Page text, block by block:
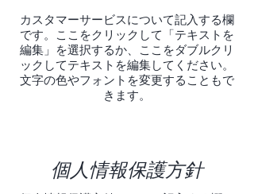
カスタマーサービスについて記入する欄
です。ここをクリックして「テキストを
編集」を選択するか、ここをダブルクリ
ックしてテキストを編集してください。
文字の色やフォントを変更することもで
きます。
個人情報保護方針